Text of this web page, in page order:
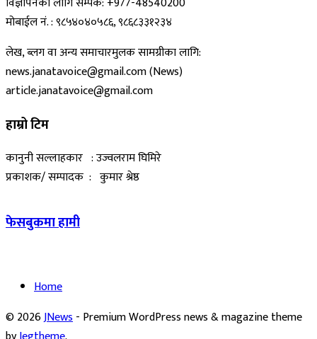
मोबाईल नं. : ९८५४०४०५८६, ९८६८३३१२३४
लेख, ब्लग वा अन्य समाचारमुलक सामग्रीका लागि:
news.janatavoice@gmail.com (News)
article.janatavoice@gmail.com
हाम्रो टिम
कानुनी सल्लाहकार : उज्वलराम घिमिरे
प्रकाशक/ सम्पादक : कुमार श्रेष्ठ
फेसबुकमा हामी
Home
© 2026JNews- Premium WordPress news & magazine theme